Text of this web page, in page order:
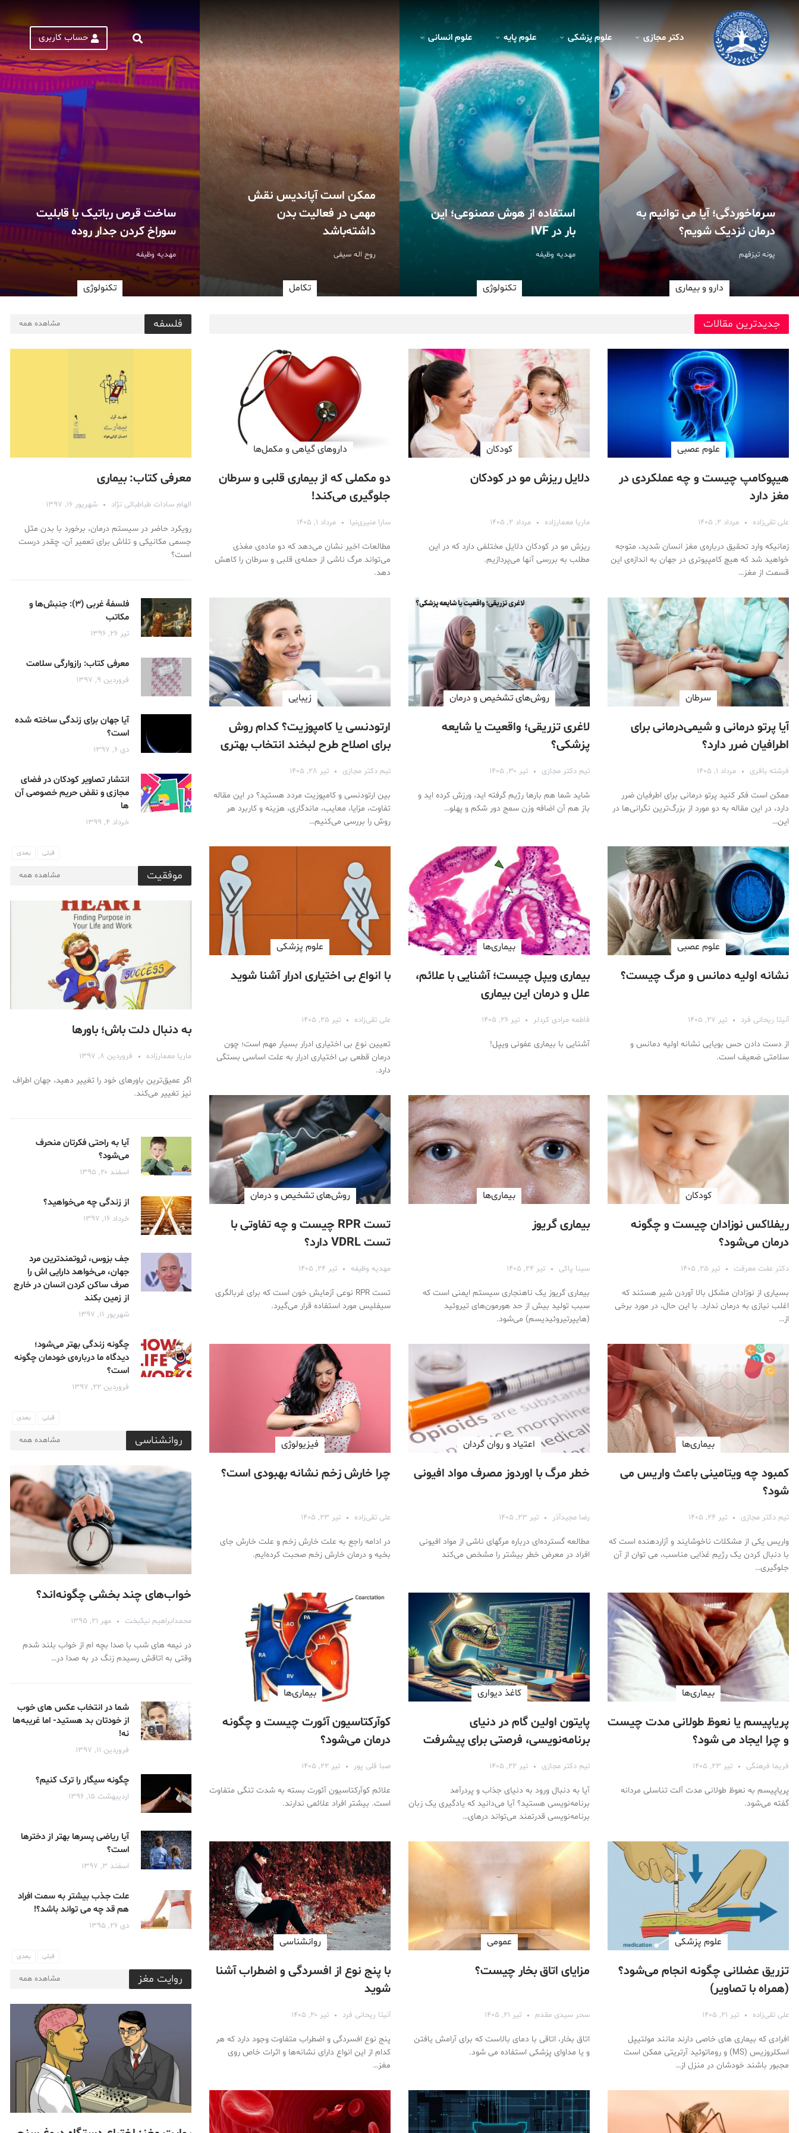
دکتر مجازی - صفحه اصلی
دکتر مجازی علوم پزشکی علوم پايه علوم انسانی حساب کاربری
دارو‌ و بیماری
پونه تیزفهم
سرماخوردگی؛ آیا می توانیم به
درمان نزدیک شویم؟
تکنولوژی
مهدیه وظیفه
استفاده از هوش مصنوعی؛ این
بار در IVF
تكامل
روح اله سیفی
ممکن است آپاندیس نقش
مهمی در فعالیت بدن
داشته‌باشد
تکنولوژی
مهدیه وظیفه
ساخت قرص رباتیک با قابلیت
سوراخ کردن جدار روده
جدیدترین مقالات
علوم عصبی
هیپوکامپ چیست و چه عملکردی در
مغز دارد
علی تقی‌زاده مرداد ۲, ۱۴۰۵
زمانیکه وارد تحقیق درباره‌ی مغز انسان شدید، متوجه
خواهید شد که هیچ کامپیوتری در جهان به اندازه‌ی این
قسمت از مغز…
کودکان
دلایل ریزش مو در کودکان
ماریا معمارزاده مرداد ۲, ۱۴۰۵
ریزش مو در کودکان دلایل مختلفی دارد که در این
مطلب به بررسی آنها می‌پردازیم.
داروهای گیاهی و مکمل‌ها
دو مکملی که از بیماری قلبی و سرطان
جلوگیری می‌کند!
سارا منیری‌نیا مرداد ۱, ۱۴۰۵
مطالعات اخیر نشان می‌دهد که دو ماده‌ی مغذی
می‌تواند مرگ ناشی از حمله‌ی قلبی و سرطان را کاهش
دهد.
سرطان
آیا پرتو درمانی و شیمی‌درمانی برای
اطرافیان ضرر دارد؟
فرشته باقری مرداد ۱, ۱۴۰۵
ممکن است فکر کنید پرتو درمانی برای اطرفیان ضرر
دارد، در این مقاله به دو مورد از بزرگ‌ترین نگرانی‌ها در
این…
روش‌های تشخیص و درمان
لاغری تزریقی؛ واقعیت یا شایعه
پزشکی؟
تیم دکتر مجازی تیر ۳۰, ۱۴۰۵
شاید شما هم بارها رژیم گرفته اید، ورزش کرده اید و
باز هم آن اضافه وزن سمج دور شکم و پهلو…
زیبایی
ارتودنسی یا کامپوزیت؟ کدام روش
برای اصلاح طرح لبخند انتخاب بهتری
تیم دکتر مجازی تیر ۲۸, ۱۴۰۵
بین ارتودنسی و کامپوزیت مردد هستید؟ در این مقاله
تفاوت، مزایا، معایب، ماندگاری، هزینه و کاربرد هر
روش را بررسی می‌کنیم…
علوم عصبی
نشانه‌ اولیه دمانس و مرگ چیست؟
آنیتا ریحانی فرد تیر ۲۷, ۱۴۰۵
از دست دادن حس بویایی نشانه اولیه دمانس و
سلامتی ضعیف است.
بیماری‌ها
بیماری ویپل چیست؛ آشنایی با علائم،
علل و درمان این بیماری
فاطمه مرادی کردلر تیر ۲۶, ۱۴۰۵
آشنایی با بیماری عفونی ویپل!
علوم پزشكی
با انواع بی اختیاری ادرار آشنا شوید
علی تقی‌زاده تیر ۲۵, ۱۴۰۵
تعیین نوع بی اختیاری ادرار بسیار مهم است؛ چون
درمان قطعی بی اختیاری ادرار به علت اساسی بستگی
دارد.
کودکان
ریفلاکس نوزادان چیست و چگونه
درمان می‌شود؟
دکتر عفت معرفت تیر ۲۵, ۱۴۰۵
بسیاری از نوزادان مشکل بالا آوردن شیر هستند که
اغلب نیازی به درمان ندارد. با این حال، در مورد برخی
از…
بیماری‌ها
بیماری گریوز
سینا پاکی تیر ۲۴, ۱۴۰۵
بیماری گریوز یک ناهنجاری سیستم ایمنی است که
سبب تولید بیش از حد هورمون‌های تیروئید
(هایپرتیروئیدیسم) می‌شود.
روش‌های تشخیص و درمان
تست RPR چیست و چه تفاوتی با
تست VDRL دارد؟
مهدیه وظیفه تیر ۲۴, ۱۴۰۵
تست RPR نوعی آزمایش خون است که برای غربالگری
سیفلیس مورد استفاده قرار می‌گیرد.
بیماری‌ها
کمبود چه ویتامینی باعث واریس می
شود؟
تیم دکتر مجازی تیر ۲۴, ۱۴۰۵
واریس یکی از مشکلات ناخوشایند و آزاردهنده است که
با دنبال کردن یک رژیم غذایی مناسب، می توان از آن
جلوگیری…
اعتیاد و روان گردان
خطر مرگ با اوردوز مصرف مواد افیونی
رضا مجیدآذر تیر ۲۳, ۱۴۰۵
مطالعه گسترده‌ای درباره مرگهای ناشی از مواد افیونی
افراد در معرض خطر بیشتر را مشخص می‌کند
فیزیولوژی
چرا خارش زخم نشانه بهبودی است؟
علی تقی‌زاده تیر ۲۳, ۱۴۰۵
در ادامه راجع به علت خارش زخم و علت خارش جای
بخیه و درمان خارش زخم صحبت کرده‌ایم.
بیماری‌ها
پریاپیسم یا نعوظ طولانی مدت چیست
و چرا ایجاد می شود؟
فریما فرهنگی تیر ۲۳, ۱۴۰۵
پریاپیسم به نعوظ طولانی مدت آلت تناسلی مردانه
گفته می‌شود.
کاغذ دیواری
پایتون اولین گام در دنیای
برنامه‌نویسی، فرصتی برای پیشرفت
تیم دکتر مجازی تیر ۲۲, ۱۴۰۵
آیا به دنبال ورود به دنیای جذاب و پردرآمد
برنامه‌نویسی هستید؟ آیا می‌دانید که یادگیری یک زبان
برنامه‌نویسی قدرتمند می‌تواند درهای…
بیماری‌ها
کوآرکتاسیون آئورت چیست و چگونه
درمان می‌شود؟
صبا قلی پور تیر ۲۲, ۱۴۰۵
علائم کوآرکتاسیون آئورت بسته به شدت تنگی متفاوت
است. بیشتر افراد علائمی ندارند.
علوم پزشكی
تزریق عضلانی چگونه انجام می‌شود؟
(همراه با تصاویر)
علی تقی‌زاده تیر ۲۱, ۱۴۰۵
افرادی که بیماری های خاصی دارند مانند مولتیپل
اسکلروزیس (MS) و روماتوئید آرتریتی ممکن است
مجبور باشند خودشان در منزل از…
عمومی
مزایای اتاق بخار چیست؟
سحر سیدی مقدم تیر ۲۱, ۱۴۰۵
اتاق بخار، اتاقی با دمای بالاست که برای آرامش یافتن
و یا مداوای پزشکی استفاده می شود.
روانشناسی
با پنج نوع از افسردگی و اضطراب آشنا
شوید
آنیتا ریحانی فرد تیر ۲۰, ۱۴۰۵
پنج نوع افسردگی و اضطراب متفاوت وجود دارد که هر
کدام از این انواع دارای نشانه‌ها و اثرات خاص روی
مغز…
فلسفه مشاهده همه
معرفی کتاب: بیماری
الهام سادات طباطبائی نژاد شهریور ۱۶, ۱۳۹۷
رویکرد حاضر در سیستم درمان، برخورد با بدن مثل
جسمی مکانیکی و تلاش برای تعمیر آن، چقدر درست
است؟
فلسفۀ غربی (۳): جنبش‌ها و
مکاتب
تیر ۲۶, ۱۳۹۶
معرفی کتاب: رازوارگی سلامت
فروردین ۹, ۱۳۹۷
آیا جهان برای زندگی ساخته شده
است؟
دی ۶, ۱۳۹۷
انتشار تصاویر كودكان در فضای
مجازی و نقض حریم خصوصی آن
ها
خرداد ۴, ۱۳۹۹
قبلی بعدی
موفقیت مشاهده همه
به دنبال دلت باش؛ باور‌ها
ماریا معمارزاده فروردین ۸, ۱۳۹۷
اگر عمیق‌ترین باور‌های خود را تغییر دهید، جهان اطراف
نیز تغییر می‌کند.
آیا به راحتی فکرتان منحرف
می‌شود؟
اسفند ۲۰, ۱۳۹۵
از زندگی چه می‌خواهید؟
خرداد ۱۶, ۱۳۹۷
جف بزوس، ثروتمندترین مرد
جهان، می‌خواهد دارایی اش را
صرف ساکن کردن انسان در خارج
از زمین بکند
شهریور ۱۱, ۱۳۹۷
چگونه زندگی بهتر می‌شود؛
دیدگاه ما درباره‌ی خودمان چگونه
است؟
فروردین ۲۲, ۱۳۹۷
قبلی بعدی
روانشناسی مشاهده همه
خواب‌های چند بخشی چگونه‌اند؟
محمدابراهیم نیکبخت مهر ۲۱, ۱۳۹۵
در نیمه های شب با صدا بچه ام از خواب بلند شدم
وقتی به اتاقش رسیدم زنگ در به صدا در…
شما در انتخاب عکس‌ های خوب
از خودتان بد هستید- اما غریبه‌ها
نه!
فروردین ۱۱, ۱۳۹۷
چگونه سیگار را ترک کنیم؟
اردیبهشت ۱۵, ۱۳۹۶
آیا ریاضی پسرها بهتر از دخترها
است؟
اسفند ۳, ۱۳۹۷
علت جذب بیشتر به سمت افراد
هم قد چه می تواند باشد؟!
دی ۲۶, ۱۳۹۵
قبلی بعدی
روایت مغز مشاهده همه